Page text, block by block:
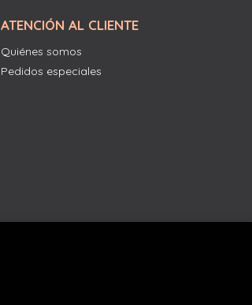
ATENCIÓN AL CLIENTE
Quiénes somos
Pedidos especiales